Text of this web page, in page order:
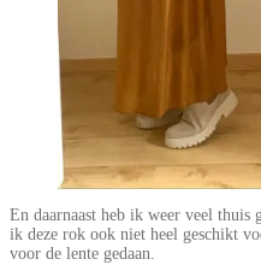
En daarnaast heb ik weer veel thuis
ik deze rok ook niet heel geschikt
voor de lente gedaan.